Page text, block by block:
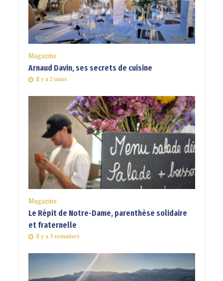
Magazine
Arnaud Davin, ses secrets de cuisine
Il y a 2 jours
Magazine
Le Répit de Notre-Dame, parenthèse solidaire
et fraternelle
Il y a 3 semaines